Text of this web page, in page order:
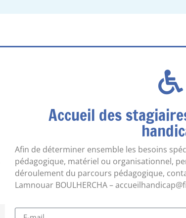
Accueil des
Afin de déterminer ensemble les besoins
pédagogique, matériel ou organisationnel,
déroulement du parcours pédagogique,
Lamnouar BOULHERCHA –